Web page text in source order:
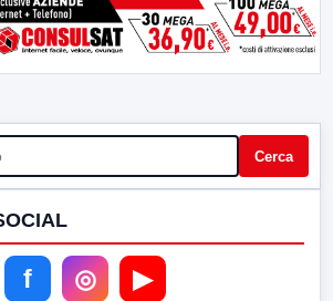
Cerca
f ◎ ▶